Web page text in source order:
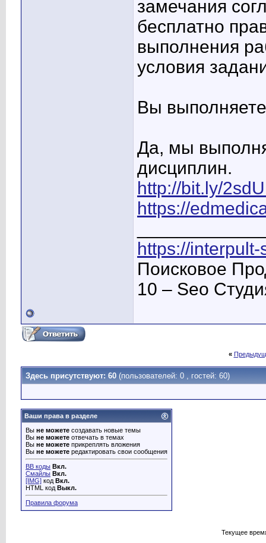
замечания
бесплатно
выполнения
условия
Вы
Да, мы
дисциплин.
http://bit.ly/
https://
https://
Поисковое
10 – Seo
«
Здесь присутствуют: 60 (пользователей: 0 , гостей: 60)
Ваши права в разделе
Вы не можете создавать новые темы
Вы не можете отвечать в темах
Вы не можете прикреплять вложения
Вы не можете редактировать свои сообщения
BB коды Вкл.
Смайлы Вкл.
[IMG] код Вкл.
HTML код Выкл.
Правила форума
Текущее